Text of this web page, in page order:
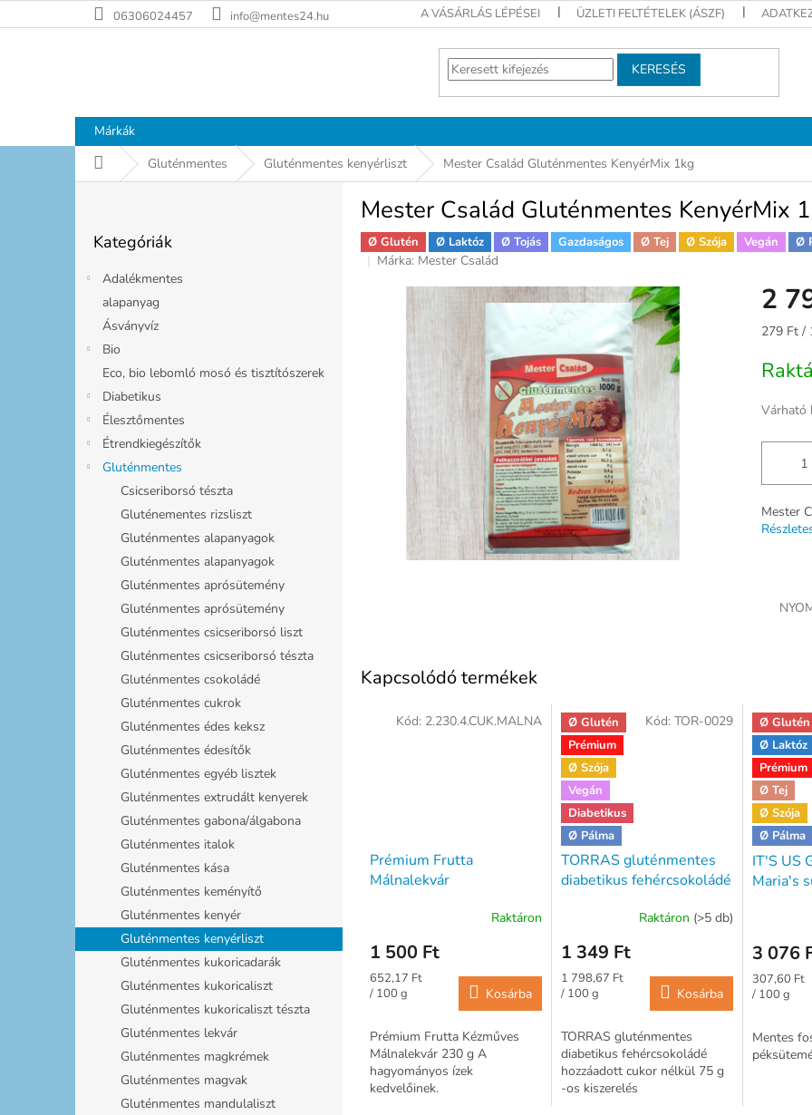
a
06306024457 info@mentes24.hu A VÁSÁRLÁS LÉPÉSEI ÜZLETI FELTÉTELEK (ÁSZF)
KERESÉS
Márkák
KezdőlapGluténmentes Gluténmentes kenyérliszt Mester Család Gluténmentes KenyérMix 1kg
átugrása
Kategóriák
Adalékmentes
alapanyag
Ásványvíz
Bio
Eco, bio lebomló mosó és tisztítószerek
Diabetikus
Élesztőmentes
Étrendkiegészítők
Gluténmentes
Csicseriborsó tészta
Gluténementes rizsliszt
Gluténmentes alapanyagok
Gluténmentes alapanyagok
Gluténmentes aprósütemény
Gluténmentes aprósütemény
Gluténmentes csicseriborsó liszt
Gluténmentes csicseriborsó tészta
Gluténmentes csokoládé
Gluténmentes cukrok
Gluténmentes édes keksz
Gluténmentes édesítők
Gluténmentes egyéb lisztek
Gluténmentes extrudált kenyerek
Gluténmentes gabona/álgabona
Gluténmentes italok
Gluténmentes kása
Gluténmentes keményítő
Gluténmentes kenyér
Gluténmentes kenyérliszt
Gluténmentes kukoricadarák
Gluténmentes kukoricaliszt
Gluténmentes kukoricaliszt tészta
Gluténmentes lekvár
Gluténmentes magkrémek
Gluténmentes magvak
Gluténmentes mandulaliszt
Mester Család Gluténmentes KenyérMix
Ø Glutén Ø Laktóz Ø Tojás Gazdaságos Ø Tej Ø Szója Vegán Ø
Márka: Mester Család
2
279 Ft /
Várható
Mester
Kapcsolódó termékek
Prémium Frutta
Málnalekvár
Raktáron
1 500 Ft
Egységár:
652,17 Ft
/ 100 g
Kosárba
Prémium Frutta Kézműves
Málnalekvár 230 g A
hagyományos ízek
kedvelőinek.
Kód: 2.230.4.CUK.MALNA
Ø Glutén
Prémium
Ø Szója
Vegán
Diabetikus
Ø Pálma
TORRAS gluténmentes
diabetikus fehércsokoládé
Raktáron (>5 db)
1 349 Ft
Egységár:
1 798,67 Ft
/ 100 g
Kosárba
TORRAS gluténmentes
diabetikus fehércsokoládé
hozzáadott cukor nélkül 75 g
-os kiszerelés
Kód: TOR-0029
Ø Glutén
Ø Laktóz
Prémium
Ø Tej
Ø Szója
Ø Pálma
IT'S US
Maria's
3 076
Egységár:
307,60 Ft
/ 100 g
Mentes